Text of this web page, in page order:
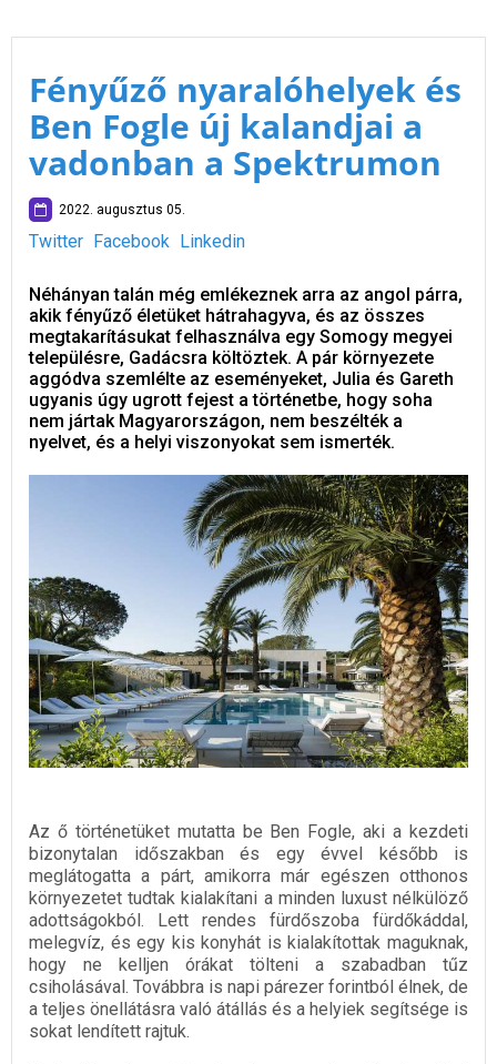
Fényűző nyaralóhelyek és
Ben Fogle új kalandjai a
vadonban a Spektrumon
2022. augusztus 05.
Twitter Facebook Linkedin
Néhányan talán még emlékeznek arra az angol párra,
akik fényűző életüket hátrahagyva, és az összes
megtakarításukat felhasználva egy Somogy megyei
településre, Gadácsra költöztek. A pár környezete
aggódva szemlélte az eseményeket, Julia és Gareth
ugyanis úgy ugrott fejest a történetbe, hogy soha
nem jártak Magyarországon, nem beszélték a
nyelvet, és a helyi viszonyokat sem ismerték.
Az ő történetüket mutatta be Ben Fogle, aki a kezdeti
bizonytalan időszakban és egy évvel később is
meglátogatta a párt, amikorra már egészen otthonos
környezetet tudtak kialakítani a minden luxust nélkülöző
adottságokból. Lett rendes fürdőszoba fürdőkáddal,
melegvíz, és egy kis konyhát is kialakítottak maguknak,
hogy ne kelljen órákat tölteni a szabadban tűz
csiholásával. Továbbra is napi párezer forintból élnek, de
a teljes önellátásra való átállás és a helyiek segítsége is
sokat lendített rajtuk.